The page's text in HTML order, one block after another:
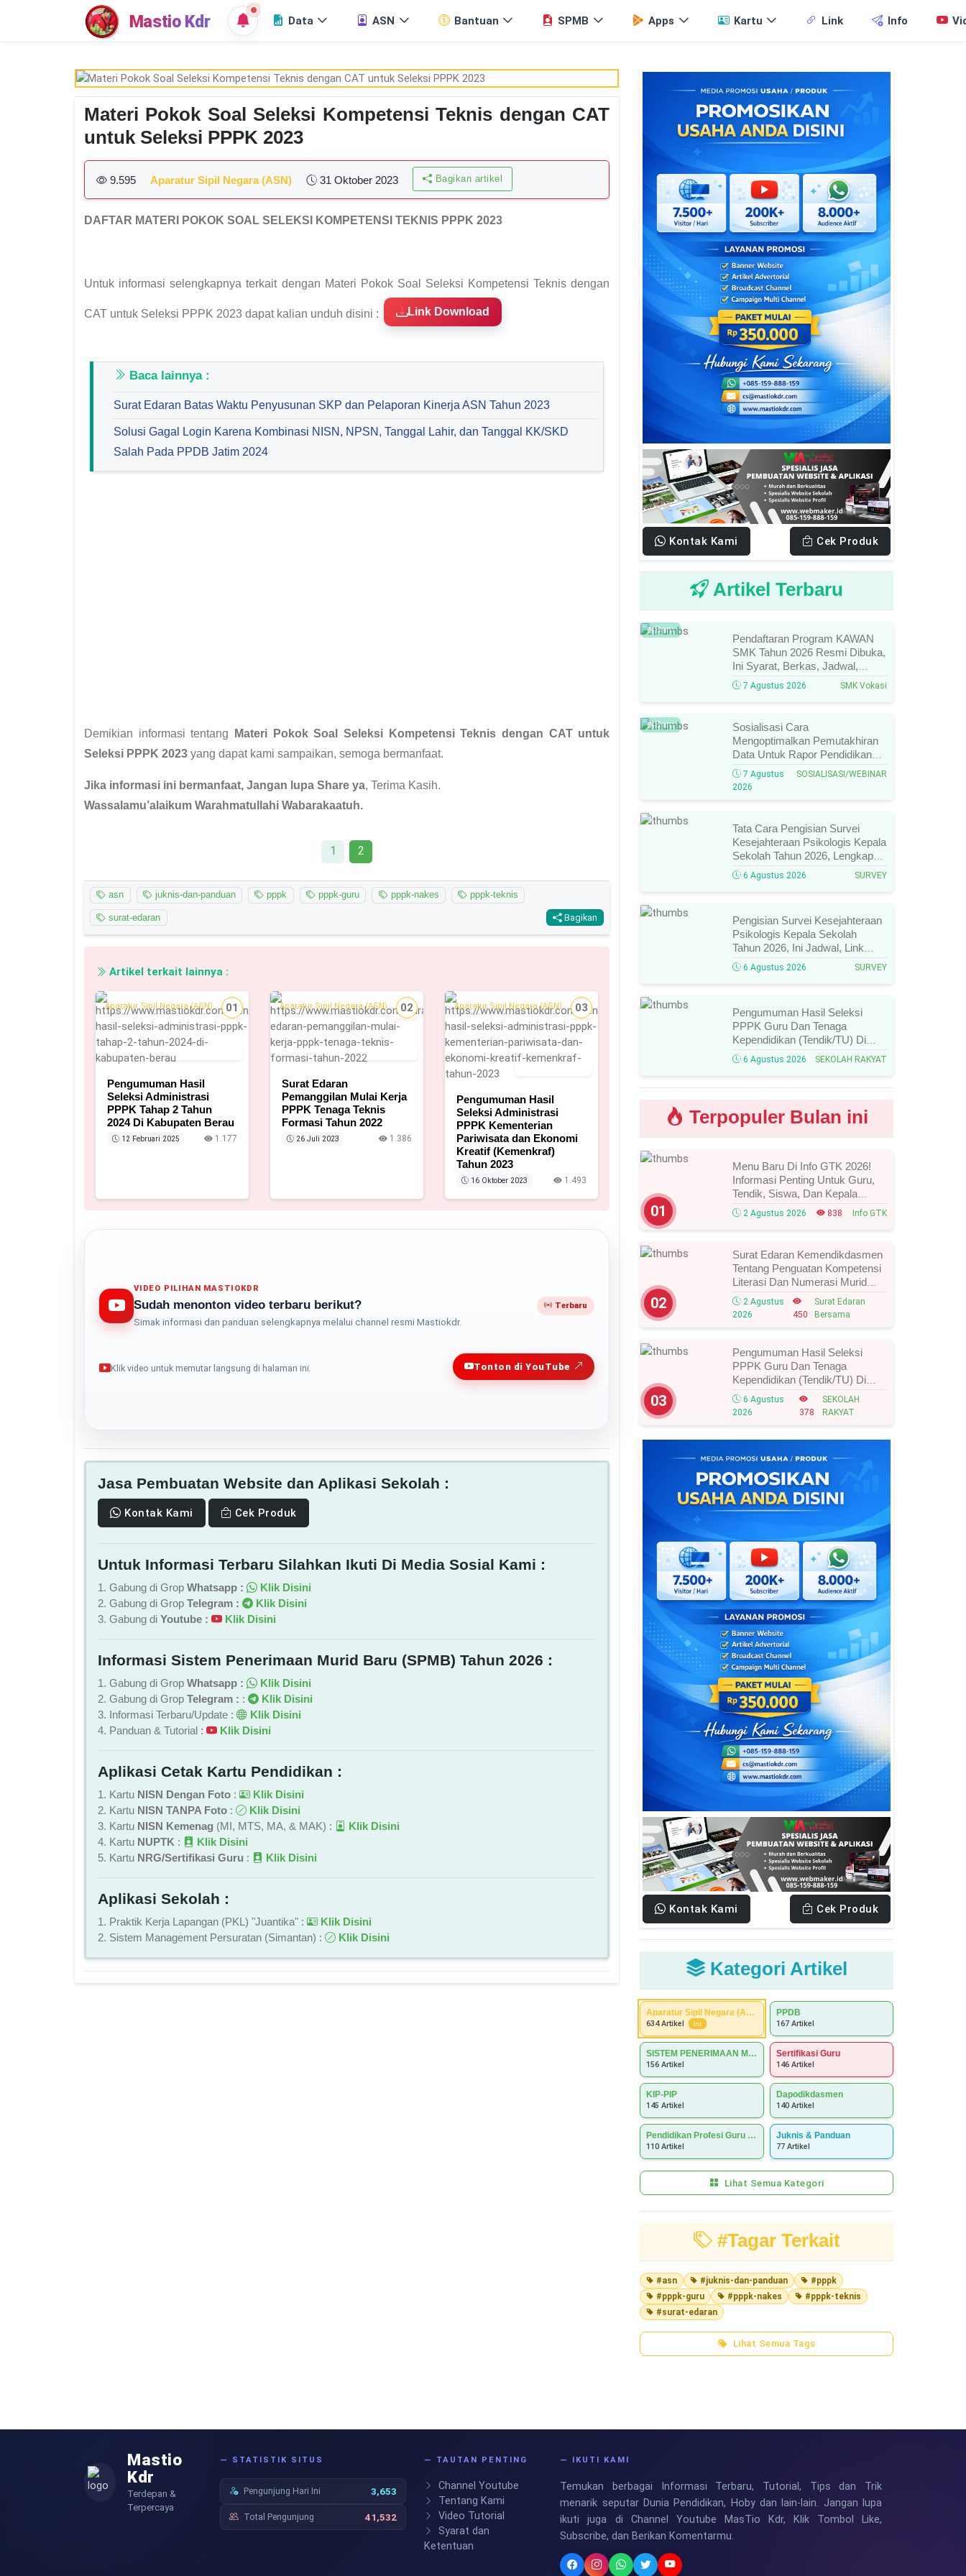
Mastio Kdr Data ASN Bantuan SPMB Apps Kartu Link Info
Materi Pokok Soal Seleksi Kompetensi Teknis dengan CAT
untuk Seleksi PPPK 2023
9.595 Aparatur Sipil Negara (ASN) 31 Oktober 2023 Bagikan artikel
DAFTAR MATERI POKOK SOAL SELEKSI KOMPETENSI TEKNIS PPPK 2023
Untuk informasi selengkapnya terkait dengan Materi Pokok Soal Seleksi Kompetensi Teknis dengan
CAT untuk Seleksi PPPK 2023 dapat kalian unduh disini : Link Download
Baca lainnya :
Surat Edaran Batas Waktu Penyusunan SKP dan Pelaporan Kinerja ASN Tahun 2023
Solusi Gagal Login Karena Kombinasi NISN, NPSN, Tanggal Lahir, dan Tanggal KK/SKD
Salah Pada PPDB Jatim 2024
Demikian informasi tentang
Materi Pokok Soal Seleksi Kompetensi Teknis dengan CAT untuk
Seleksi PPPK 2023 yang dapat kami sampaikan, semoga bermanfaat.
Jika informasi ini bermanfaat, Jangan lupa Share ya, Terima Kasih.
Wassalamu’alaikum Warahmatullahi Wabarakaatuh.
1 2
asn juknis-dan-panduan pppk pppk-guru pppk-nakes pppk-teknis
surat-edaran Bagikan
Artikel terkait lainnya :
01
Aparatur Sipil Negara (ASN)
Pengumuman Hasil
Seleksi Administrasi
PPPK Tahap 2 Tahun
2024 Di Kabupaten Berau
12 Februari 2025 1.177
02
Aparatur Sipil Negara (ASN)
Surat Edaran
Pemanggilan Mulai Kerja
PPPK Tenaga Teknis
Formasi Tahun 2022
26 Juli 2023 1.386
03
Aparatur Sipil Negara (ASN)
Pengumuman Hasil
Seleksi Administrasi
PPPK Kementerian
Pariwisata dan Ekonomi
Kreatif (Kemenkraf)
Tahun 2023
16 Oktober 2023 1.493
VIDEO PILIHAN MASTIOKDR
Sudah menonton video terbaru berikut?
Simak informasi dan panduan selengkapnya melalui channel resmi Mastiokdr.
Terbaru
Klik video untuk memutar langsung di halaman ini. Tonton di YouTube
Jasa Pembuatan Website dan Aplikasi Sekolah :
Kontak Kami Cek Produk
Untuk Informasi Terbaru Silahkan Ikuti Di Media Sosial Kami :
1. Gabung di Grop Whatsapp :
Klik Disini
2. Gabung di Grop Telegram :
Klik Disini
3. Gabung di Youtube : Klik Disini
Informasi Sistem Penerimaan Murid Baru (SPMB) Tahun 2026 :
1. Gabung di Grop Whatsapp :
Klik Disini
2. Gabung di Grop Telegram : :
Klik Disini
3. Informasi Terbaru/Update :
Klik Disini
4. Panduan & Tutorial :
Klik Disini
Aplikasi Cetak Kartu Pendidikan :
1. Kartu NISN Dengan Foto :
Klik Disini
2. Kartu NISN TANPA Foto :
Klik Disini
3. Kartu NISN Kemenag (MI, MTS, MA, & MAK) :
Klik Disini
4. Kartu NUPTK :
Klik Disini
5. Kartu NRG/Sertifikasi Guru : Klik Disini
Aplikasi Sekolah :
1. Praktik Kerja Lapangan (PKL) "Juantika" :
Klik Disini
2. Sistem Management Persuratan (Simantan) :
Klik Disini
Kontak Kami Cek Produk
Artikel Terbaru
Baru
Pendaftaran Program KAWAN
SMK Tahun 2026 Resmi Dibuka,
Ini Syarat, Berkas, Jadwal,
Batas Waktu, Dan Cara
Pendaftarannya!
7 Agustus 2026 SMK Vokasi
Baru
Sosialisasi Cara
Mengoptimalkan Pemutakhiran
Data Untuk Rapor Pendidikan
Tahun 2026, Ini Jadwal, Materi,
Narasumber, Dan Link
7 Agustus
2026
SOSIALISASI/WEBINAR
Tata Cara Pengisian Survei
Kesejahteraan Psikologis Kepala
Sekolah Tahun 2026, Lengkap
Link Resmi, Jadwal, Panduan,
Dan Hal Yang Wajib
Diperhatikan!
6 Agustus 2026 SURVEY
Pengisian Survei Kesejahteraan
Psikologis Kepala Sekolah
Tahun 2026, Ini Jadwal, Link
Resmi, Cara Pengisian, Dan
Ketentuan Lengkapnya!
6 Agustus 2026 SURVEY
Pengumuman Hasil Seleksi
PPPK Guru Dan Tenaga
Kependidikan (Tendik/TU) Di
Sekolah Rakyat Tahun 2026
Lingkungan Kementerian Sosial
RI, Ini Daftar Nama Peserta
6 Agustus 2026 SEKOLAH RAKYAT
Terpopuler Bulan ini
01
Menu Baru Di Info GTK 2026!
Informasi Penting Untuk Guru,
Tendik, Siswa, Dan Kepala
Sekolah, Segera Cek Ini Batas
Waktunya!
2 Agustus 2026 838 Info GTK
02
Surat Edaran Kemendikdasmen
Tentang Penguatan Kompetensi
Literasi Dan Numerasi Murid
Tahun 2026, Ini Strategi Dan
Alurnya
2 Agustus
2026
450
Surat Edaran
Bersama
03
Pengumuman Hasil Seleksi
PPPK Guru Dan Tenaga
Kependidikan (Tendik/TU) Di
Sekolah Rakyat Tahun 2026
Lingkungan Kementerian Sosial
6 Agustus
2026
378
SEKOLAH
RAKYAT
Kontak Kami Cek Produk
Kategori Artikel
Aparatur Sipil Negara (ASN)
634 Artikel Ini
PPDB
167 Artikel
SISTEM PENERIMAAN MURID BARU (SPMB)
156 Artikel
Sertifikasi Guru
146 Artikel
KIP-PIP
145 Artikel
Dapodikdasmen
140 Artikel
Pendidikan Profesi Guru (PPG)
110 Artikel
Juknis & Panduan
77 Artikel
Lihat Semua Kategori
#Tagar Terkait
#asn #juknis-dan-panduan
#pppk
#pppk-guru
#pppk-nakes
#pppk-teknis
#surat-edaran
Lihat Semua Tags
Mastio
Kdr
Terdepan &
Terpercaya
— STATISTIK SITUS
Pengunjung Hari Ini 3,653
Total Pengunjung 41,532
— TAUTAN PENTING
Channel Youtube
Tentang Kami
Video Tutorial
Syarat dan
Ketentuan
— IKUTI KAMI
Temukan berbagai Informasi Terbaru, Tutorial, Tips dan Trik
menarik seputar Dunia Pendidikan, Hoby dan lain-lain. Jangan lupa
ikuti juga di Channel Youtube MasTio Kdr, Klik Tombol Like,
Subscribe, dan Berikan Komentarmu.